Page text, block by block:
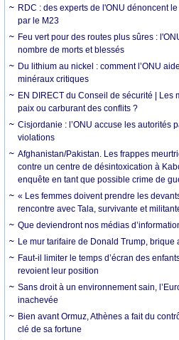
RDC : des experts de l'ONU dénoncent
par le M23
Feu vert pour des routes plus sûres :
nombre de morts et blessés
Du lithium au nickel : comment l’ONU
minéraux critiques
EN DIRECT du Conseil de sécurité | Les
paix ou carburant des conflits ?
Cisjordanie : l’ONU accuse les autorités
violations
Afghanistan/Pakistan. Les frappes
contre un centre de désintoxication à
enquête en tant que possible crime de
« Les femmes doivent prendre les
rencontre avec Tala, survivante et
Que deviendront nos médias
Le mur tarifaire de Donald Trump, brique
Faut-il limiter le temps d’écran des
revoient leur position
Sans droit à un environnement sain,
inachevée
Bien avant Ormuz, Athènes a fait du
clé de sa fortune